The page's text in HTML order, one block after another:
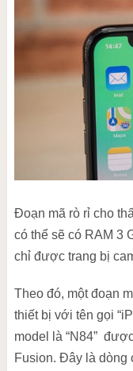
Đoạn mã rò rỉ cho
có thể sẽ có RAM 3
chỉ được trang bị
Theo đó, một đoạn
thiết bị với tên gọi
model là “N84”
Fusion. Đây là dòng